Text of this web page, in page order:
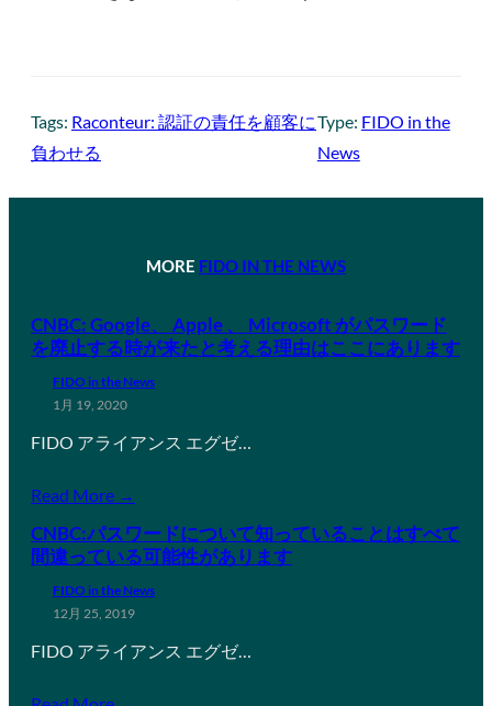
Tags: Raconteur: 認証の責任を顧客に
負わせる
Type: FIDO in the
News
MORE FIDO IN THE NEWS
CNBC: Google、 Apple 、 Microsoft がパスワード
を廃止する時が来たと考える理由はここにあります
FIDO in the News
1月 19, 2020
FIDO アライアンス エグゼ…
Read More →
CNBC:パスワードについて知っていることはすべて
間違っている可能性があります
FIDO in the News
12月 25, 2019
FIDO アライアンス エグゼ…